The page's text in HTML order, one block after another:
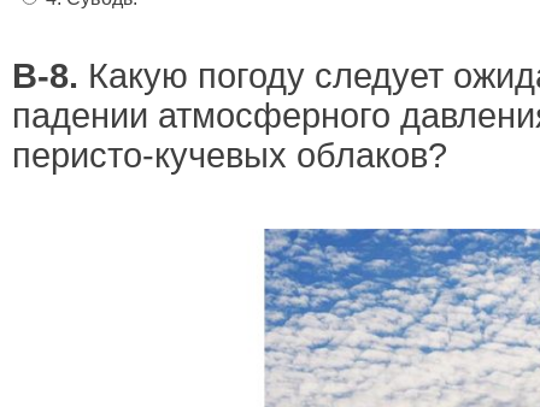
В-8. Какую погоду следует
падении атмосферного
перисто-кучевых облаков?